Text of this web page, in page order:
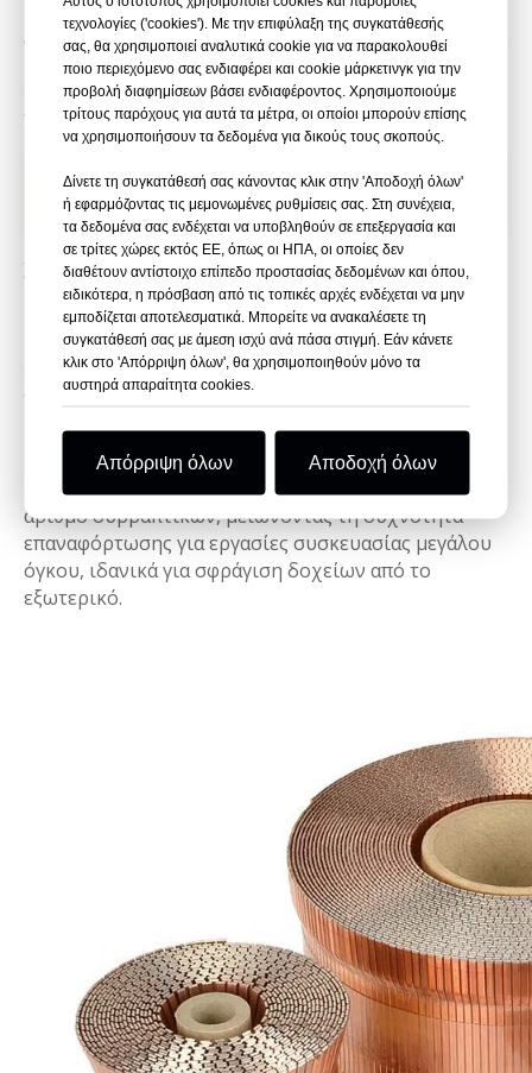
κορώνας 32 mm (τύπου C, δημοφιλής στη Βόρεια
Αμερική) ή 35 mm (τύπου Α, προτιμάται στην Ευρώπη
και τη Νότια Αμερική), προσφέρουν λιγότερες
επαναφορτώσεις από τα συνδετικά ραβδιά, με μήκη
ποδιών 15–21 mm για διάφορα πάχη υλικού.
Τύποι συρραπτικών
χαρτοκιβωτίων
Χαρτοκιβώτια συρραπτικά ραβδιά
Τα συνδετικά ραβδιά είναι κατάλληλα για εφαρμογές
μεσαίου όγκου, απαιτώντας συχνότερη
επαναφόρτωση, αλλά προσφέρουν ακριβή σφράγιση
για κυματοειδές χαρτοκιβώτια.
Ρολά συρραπτικών χαρτοκιβωτίων
Τα συρραπτικά σε ρολό παρέχουν υψηλότερο
αριθμό συρραπτικών, μειώνοντας τη συχνότητα
επαναφόρτωσης για εργασίες συσκευασίας μεγάλου
όγκου, ιδανικά για σφράγιση δοχείων από το
εξωτερικό.
τεχνολογίες ('cookies'). Με την επιφύλαξη της συγκατάθεσής
σας, θα χρησιμοποιεί αναλυτικά cookie για να παρακολουθεί
ποιο περιεχόμενο σας ενδιαφέρει και cookie μάρκετινγκ για την
προβολή διαφημίσεων βάσει ενδιαφέροντος. Χρησιμοποιούμε
τρίτους παρόχους για αυτά τα μέτρα, οι οποίοι μπορούν επίσης
να χρησιμοποιήσουν τα δεδομένα για δικούς τους σκοπούς.
Δίνετε τη συγκατάθεσή σας κάνοντας κλικ στην 'Αποδοχή όλων'
ή εφαρμόζοντας τις μεμονωμένες ρυθμίσεις σας. Στη συνέχεια,
τα δεδομένα σας ενδέχεται να υποβληθούν σε επεξεργασία και
σε τρίτες χώρες εκτός ΕΕ, όπως οι ΗΠΑ, οι οποίες δεν
διαθέτουν αντίστοιχο επίπεδο προστασίας δεδομένων και όπου,
ειδικότερα, η πρόσβαση από τις τοπικές αρχές ενδέχεται να μην
εμποδίζεται αποτελεσματικά. Μπορείτε να ανακαλέσετε τη
συγκατάθεσή σας με άμεση ισχύ ανά πάσα στιγμή. Εάν κάνετε
κλικ στο 'Απόρριψη όλων', θα χρησιμοποιηθούν μόνο τα
αυστηρά απαραίτητα cookies.
Απόρριψη όλων Αποδοχή όλων